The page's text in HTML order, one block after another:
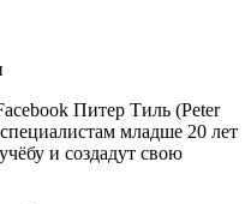
Питер Тиль (Peter
младше 20 лет
и создадут свою